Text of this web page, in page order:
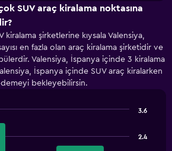
SUV araç kiralama noktasına
kiralama şirketlerine kıysala Valensiya,
en fazla olan araç kiralama şirketidir ve
Valensiya, İspanya içinde 3 kiralama
İspanya içinde SUV araç kiralarken
bekleyebilirsin.
2.4
3.6